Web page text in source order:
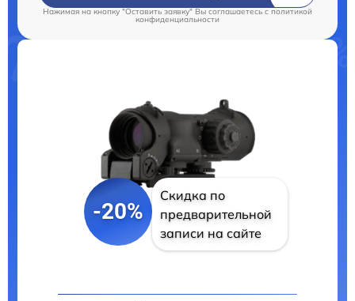
Нажимая на кнопку "Оставить заявку" Вы соглашаетесь c политикой
конфиденциальности
-20%
Скидка по
предварительной
записи на сайте